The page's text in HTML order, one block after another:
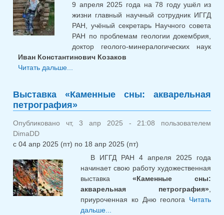
9 апреля 2025 года на 78 году ушёл из
жизни главный научный сотрудник ИГГД
РАН, учёный секретарь Научного совета
РАН по проблемам геологии докембрия,
доктор геолого-минералогических наук
Иван Константинович Козаков
Читать дальше...
Выставка «Каменные сны: акварельная
петрография»
Опубликовано чт, 3 апр 2025 - 21:08 пользователем
DimaDD
с 04 апр 2025 (пт) по 18 апр 2025 (пт)
В ИГГД РАН 4 апреля 2025 года
начинает свою работу художественная
выставка «Каменные сны:
акварельная петрография»,
приуроченная ко Дню геолога Читать
дальше...